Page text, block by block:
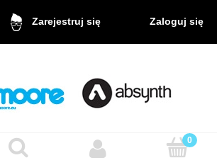
Zarejestruj się Zaloguj się